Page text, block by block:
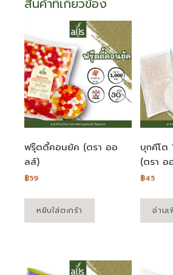
ฟรุ๊ตตี้คอนยัค (ตรา ออ
ลส์)
฿59
หยิบใส่ตะกร้า
บุกคีโต
(ตรา อ
฿45
อ่านเ